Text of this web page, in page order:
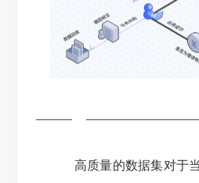
高质量的数据集对于当